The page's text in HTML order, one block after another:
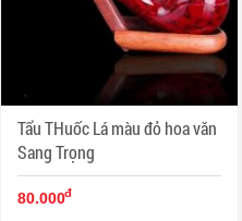
Tẩu THuốc Lá màu đỏ hoa văn
Sang Trọng
80.000đ